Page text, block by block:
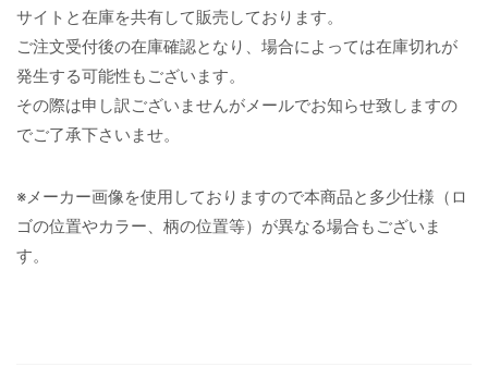
サイトと在庫を共有して販売しております。
ご注文受付後の在庫確認となり、場合によっては在庫切れが
発生する可能性もございます。
その際は申し訳ございませんがメールでお知らせ致しますの
でご了承下さいませ。
※メーカー画像を使用しておりますので本商品と多少仕様（ロ
ゴの位置やカラー、柄の位置等）が異なる場合もございま
す。